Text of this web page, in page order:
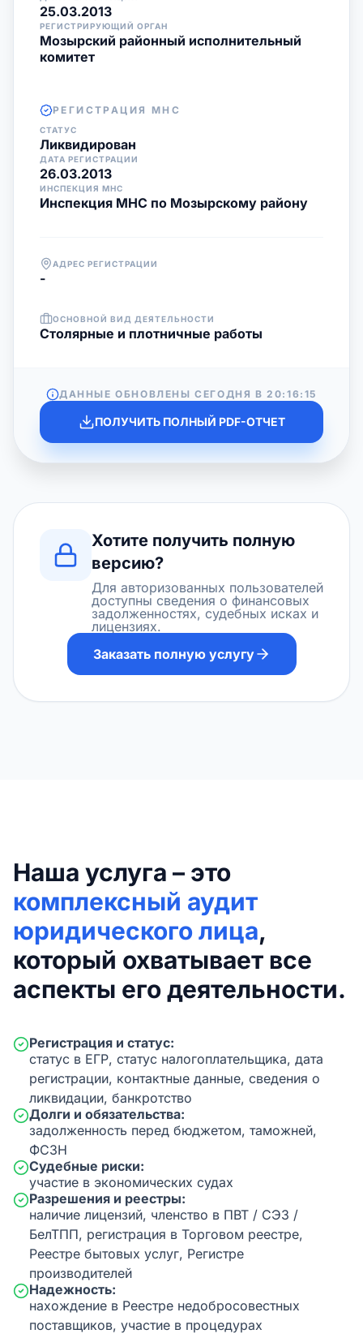
25.03.2013
РЕГИСТРИРУЮЩИЙ ОРГАН
Мозырский районный исполнительный
комитет
РЕГИСТРАЦИЯ МНС
СТАТУС
Ликвидирован
ДАТА РЕГИСТРАЦИИ
26.03.2013
ИНСПЕКЦИЯ МНС
Инспекция МНС по Мозырскому району
АДРЕС РЕГИСТРАЦИИ
-
ОСНОВНОЙ ВИД ДЕЯТЕЛЬНОСТИ
Столярные и плотничные работы
ДАННЫЕ ОБНОВЛЕНЫ СЕГОДНЯ В20:16:15
ПОЛУЧИТЬ ПОЛНЫЙ PDF-ОТЧЕТ
Хотите получить полную
версию?
Для авторизованных пользователей
доступны сведения о финансовых
задолженностях, судебных исках и
лицензиях.
Заказать полную услугу
Наша услуга – это
комплексный аудит
юридического лица,
который охватывает все
аспекты его деятельности.
Регистрация и статус:
статус в ЕГР, статус налогоплательщика, дата
регистрации, контактные данные, сведения о
ликвидации, банкротство
Долги и обязательства:
задолженность перед бюджетом, таможней,
ФСЗН
Судебные риски:
участие в экономических судах
Разрешения и реестры:
наличие лицензий, членство в ПВТ / СЭЗ /
БелТПП, регистрация в Торговом реестре,
Реестре бытовых услуг, Регистре
производителей
Надежность:
нахождение в Реестре недобросовестных
поставщиков, участие в процедурах